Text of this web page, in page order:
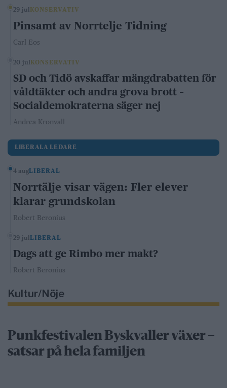
29 julKONSERVATIV
Pinsamt av Norrtelje Tidning
Carl Eos
20 julKONSERVATIV
SD och Tidö avskaffar mängdrabatten för
våldtäkter och andra grova brott –
Socialdemokraterna säger nej
Andrea Kronvall
LIBERALA LEDARE
4 augLIBERAL
Norrtälje visar vägen: Fler elever
klarar grundskolan
Robert Beronius
29 julLIBERAL
Dags att ge Rimbo mer makt?
Robert Beronius
Kultur/Nöje
Punkfestivalen Byskvaller växer –
satsar på hela familjen